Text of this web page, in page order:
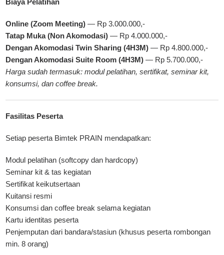
Online (Zoom Meeting) — Rp 3.000.000,-
Tatap Muka (Non Akomodasi) — Rp 4.000.000,-
Dengan Akomodasi Twin Sharing (4H3M) — Rp 4.800.000,-
Dengan Akomodasi Suite Room (4H3M) — Rp 5.700.000,-
Harga sudah termasuk: modul pelatihan, sertifikat, seminar kit,
konsumsi, dan coffee break.
Fasilitas Peserta
Setiap peserta Bimtek PRAIN mendapatkan:
Modul pelatihan (softcopy dan hardcopy)
Seminar kit & tas kegiatan
Sertifikat keikutsertaan
Kuitansi resmi
Konsumsi dan coffee break selama kegiatan
Kartu identitas peserta
Penjemputan dari bandara/stasiun (khusus peserta rombongan
min. 8 orang)